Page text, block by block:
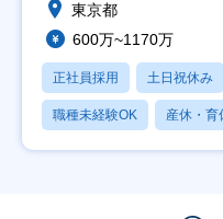
東京都
600万~1170万
正社員採用 土日祝休み
職種未経験OK 産休・育